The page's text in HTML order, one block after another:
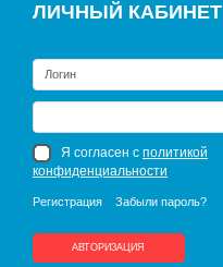
ЛИЧНЫЙ КАБИНЕТ
Я согласен с политикой
конфиденциальности
Регистрация Забыли пароль?
АВТОРИЗАЦИЯ